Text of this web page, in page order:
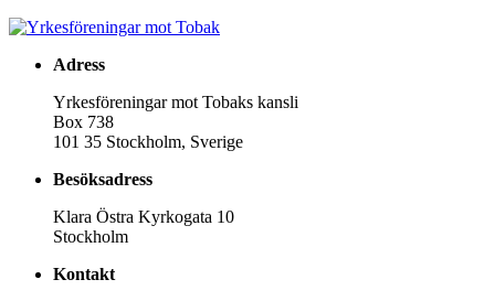
Adress
Yrkesföreningar mot Tobaks kansli
Box 738
101 35 Stockholm, Sverige
Besöksadress
Klara Östra Kyrkogata 10
Stockholm
Kontakt